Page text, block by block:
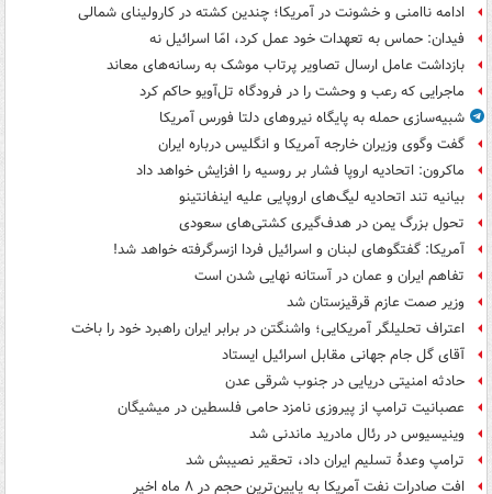
ادامه ناامنی و خشونت در آمریکا؛ چندین کشته در کارولینای شمالی
فیدان: حماس به تعهدات خود عمل کرد، امّا اسرائیل نه
بازداشت عامل ارسال تصاویر پرتاب موشک به رسانه‌های معاند
ماجرایی که رعب و وحشت را در فرودگاه تل‌آویو حاکم کرد
شبیه‌سازی حمله به پایگاه نیروهای دلتا فورس آمریکا
گفت وگوی وزیران خارجه آمریکا و انگلیس درباره ایران
ماکرون: اتحادیه اروپا فشار بر روسیه را افزایش خواهد داد
بیانیه تند اتحادیه لیگ‌های اروپایی علیه اینفانتینو
تحول بزرگ یمن در هدف‌گیری کشتی‌های سعودی
آمریکا: گفتگوهای لبنان و اسرائیل فردا ازسرگرفته خواهد شد!
تفاهم ایران و عمان در آستانه نهایی شدن است
وزیر صمت عازم قرقیزستان شد
اعتراف تحلیلگر آمریکایی؛ واشنگتن در برابر ایران راهبرد خود را باخت
آقای گل جام جهانی مقابل اسرائیل ایستاد
حادثه امنیتی دریایی در جنوب شرقی عدن
عصبانیت ترامپ از پیروزی نامزد حامی فلسطین در میشیگان
وینیسیوس در رئال مادرید ماندنی شد
ترامپ وعدۀ تسلیم ایران داد، تحقیر نصیبش شد
افت صادرات نفت آمریکا به پایین‌ترین حجم در ۸ ماه اخیر